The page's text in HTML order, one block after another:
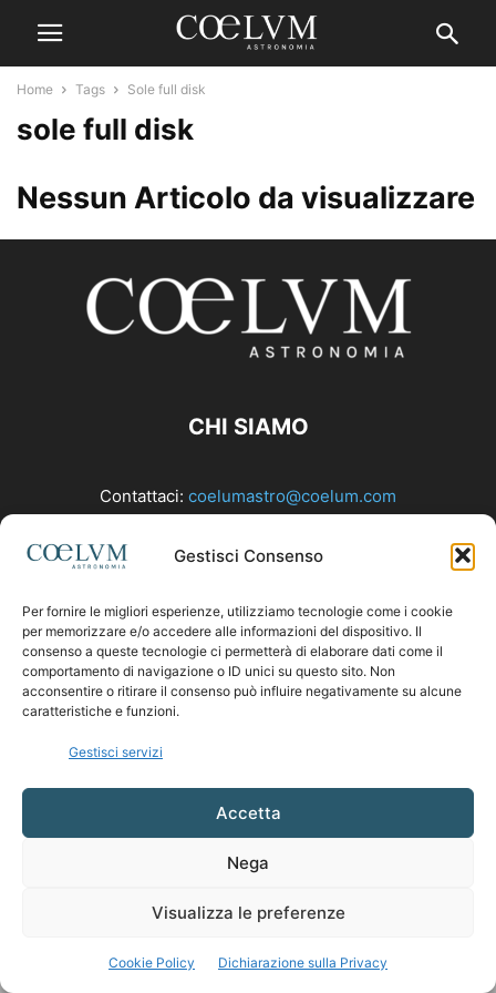
Gestisci Consenso
Per fornire le migliori esperienze, utilizziamo tecnologie come i cookie
per memorizzare e/o accedere alle informazioni del dispositivo. Il
consenso a queste tecnologie ci permetterà di elaborare dati come il
comportamento di navigazione o ID unici su questo sito. Non
acconsentire o ritirare il consenso può influire negativamente su alcune
caratteristiche e funzioni.
Gestisci servizi
Accetta
Nega
Visualizza le preferenze
Cookie Policy Dichiarazione sulla Privacy
Home Tags Sole full disk
sole full disk
Nessun Articolo da visualizzare
CHI SIAMO
Contattaci: coelumastro@coelum.com
SEGUICI